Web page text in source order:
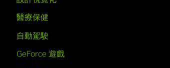
醫療保健
自動駕駛
GeForce 遊戲